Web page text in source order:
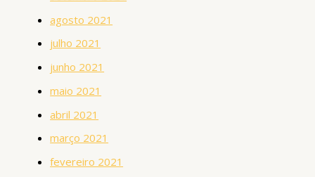
agosto 2021
julho 2021
junho 2021
maio 2021
abril 2021
março 2021
fevereiro 2021